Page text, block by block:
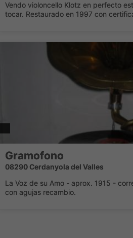
Vendo violoncello Klotz en perfecto
tocar. Restaurado en 1997 con
Gramofono
08290 Cerdanyola del Valles
La Voz de su Amo - aprox. 1915 -
con agujas recambio.